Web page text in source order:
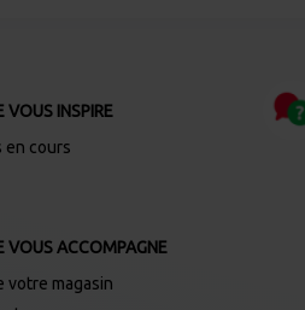
VOUS INSPIRE
en cours
VOUS ACCOMPAGNE
votre magasin